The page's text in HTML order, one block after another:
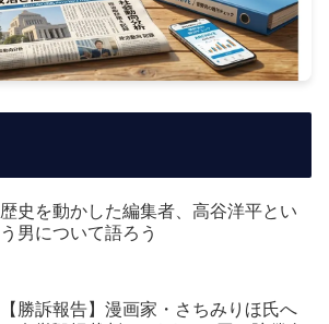
歴史を動かした編集者、高谷洋平とい
う男について語ろう
【勝訴報告】漫画家・さちみりほ氏へ